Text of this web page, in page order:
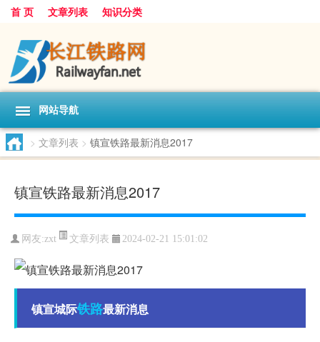
首 页 文章列表 知识分类
网站导航
> 文章列表 > 镇宣铁路最新消息2017
镇宣铁路最新消息2017
网友:zxt 文章列表 2024-02-21 15:01:02
镇宣城际铁路最新消息